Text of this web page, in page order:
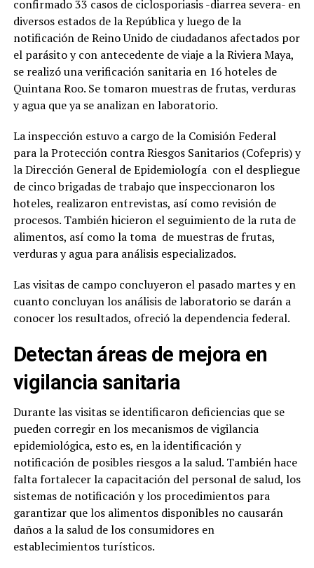
confirmado 33 casos de ciclosporiasis -diarrea severa- en
diversos estados de la República y luego de la
notificación de Reino Unido de ciudadanos afectados por
el parásito y con antecedente de viaje a la Riviera Maya,
se realizó una verificación sanitaria en 16 hoteles de
Quintana Roo. Se tomaron muestras de frutas, verduras
y agua que ya se analizan en laboratorio.
La inspección estuvo a cargo de la Comisión Federal
para la Protección contra Riesgos Sanitarios (Cofepris) y
la Dirección General de Epidemiología con el despliegue
de cinco brigadas de trabajo que inspeccionaron los
hoteles, realizaron entrevistas, así como revisión de
procesos. También hicieron el seguimiento de la ruta de
alimentos, así como la toma de muestras de frutas,
verduras y agua para análisis especializados.
Las visitas de campo concluyeron el pasado martes y en
cuanto concluyan los análisis de laboratorio se darán a
conocer los resultados, ofreció la dependencia federal.
Detectan áreas de mejora en
vigilancia sanitaria
Durante las visitas se identificaron deficiencias que se
pueden corregir en los mecanismos de vigilancia
epidemiológica, esto es, en la identificación y
notificación de posibles riesgos a la salud. También hace
falta fortalecer la capacitación del personal de salud, los
sistemas de notificación y los procedimientos para
garantizar que los alimentos disponibles no causarán
daños a la salud de los consumidores en
establecimientos turísticos.